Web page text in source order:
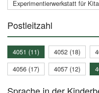
Experimentierwerkstatt für
Postleitzahl
4051 (11) 4052 (18)
4056 (17)
4057 (12)
Sprache in der